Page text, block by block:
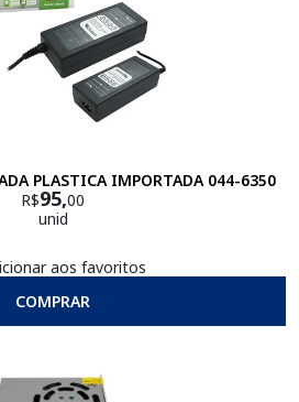
PLASTICA IMPORTADA 044-6350
R$95,00
unid
aos favoritos
COMPRAR